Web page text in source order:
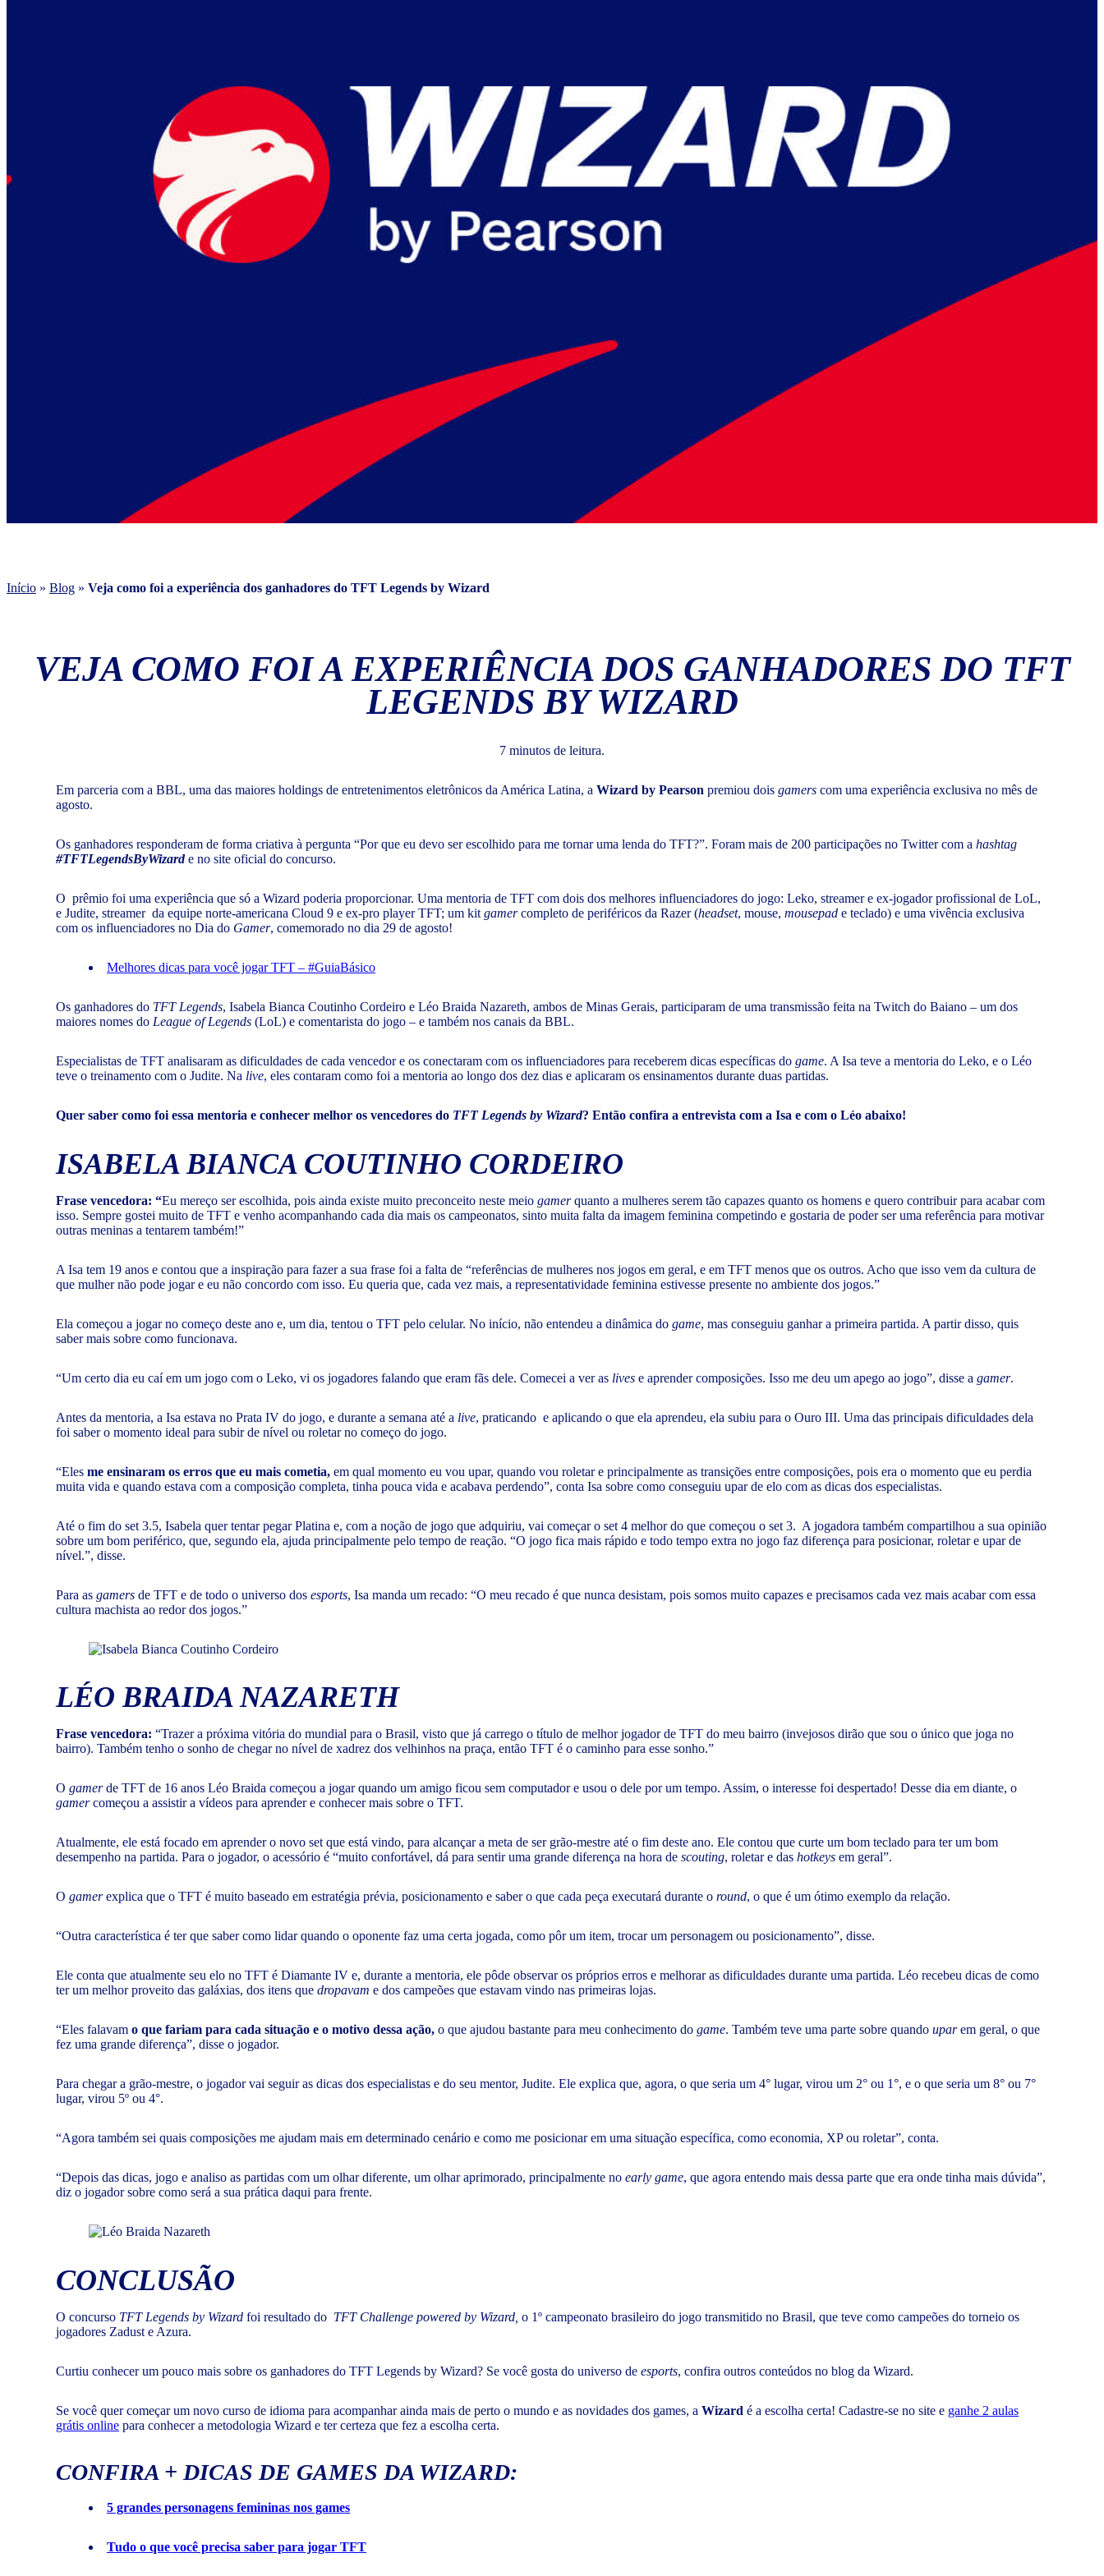
Início » Blog » Veja como foi a experiência dos ganhadores do TFT Legends by Wizard
VEJA COMO FOI A EXPERIÊNCIA DOS GANHADORES DO TFT
LEGENDS BY WIZARD
7 minutos de leitura.
Em parceria com a BBL, uma das maiores holdings de entretenimentos eletrônicos da América Latina, a Wizard by Pearson premiou dois gamers com uma experiência exclusiva no mês de
agosto.
Os ganhadores responderam de forma criativa à pergunta “Por que eu devo ser escolhido para me tornar uma lenda do TFT?”. Foram mais de 200 participações no Twitter com a hashtag
#TFTLegendsByWizarde no site oficial do concurso.
O prêmio foi uma experiência que só a Wizard poderia proporcionar. Uma mentoria de TFT com dois dos melhores influenciadores do jogo: Leko, streamer e ex-jogador profissional de LoL,
e Judite, streamer da equipe norte-americana Cloud 9 e ex-pro player TFT; um kit gamercompleto de periféricos da Razer (headset, mouse, mousepad e teclado) e uma vivência exclusiva
com os influenciadores no Dia do Gamer, comemorado no dia 29 de agosto!
Melhores dicas para você jogar TFT – #GuiaBásico
Os ganhadores do TFT Legends, Isabela Bianca Coutinho Cordeiro e Léo Braida Nazareth, ambos de Minas Gerais, participaram de uma transmissão feita na Twitch do Baiano – um dos
maiores nomes do League of Legends (LoL) e comentarista do jogo – e também nos canais da BBL.
Especialistas de TFT analisaram as dificuldades de cada vencedor e os conectaram com os influenciadores para receberem dicas específicas do game. A Isa teve a mentoria do Leko, e o Léo
teve o treinamento com o Judite. Na live, eles contaram como foi a mentoria ao longo dos dez dias e aplicaram os ensinamentos durante duas partidas.
Quer saber como foi essa mentoria e conhecer melhor os vencedores do TFT Legends by Wizard? Então confira a entrevista com a Isa e com o Léo abaixo!
ISABELA BIANCA COUTINHO CORDEIRO
Frase vencedora: “Eu mereço ser escolhida, pois ainda existe muito preconceito neste meio gamerquanto a mulheres serem tão capazes quanto os homens e quero contribuir para acabar com
isso. Sempre gostei muito de TFT e venho acompanhando cada dia mais os campeonatos, sinto muita falta da imagem feminina competindo e gostaria de poder ser uma referência para motivar
outras meninas a tentarem também!”
A Isa tem 19 anos e contou que a inspiração para fazer a sua frase foi a falta de “referências de mulheres nos jogos em geral, e em TFT menos que os outros. Acho que isso vem da cultura de
que mulher não pode jogar e eu não concordo com isso. Eu queria que, cada vez mais, a representatividade feminina estivesse presente no ambiente dos jogos.”
Ela começou a jogar no começo deste ano e, um dia, tentou o TFT pelo celular. No início, não entendeu a dinâmica do game, mas conseguiu ganhar a primeira partida. A partir disso, quis
saber mais sobre como funcionava.
“Um certo dia eu caí em um jogo com o Leko, vi os jogadores falando que eram fãs dele. Comecei a ver as lives e aprender composições. Isso me deu um apego ao jogo”, disse a gamer.
Antes da mentoria, a Isa estava no Prata IV do jogo, e durante a semana até a live, praticando e aplicando o que ela aprendeu, ela subiu para o Ouro III. Uma das principais dificuldades dela
foi saber o momento ideal para subir de nível ou roletar no começo do jogo.
“Eles me ensinaram os erros que eu mais cometia, em qual momento eu vou upar, quando vou roletar e principalmente as transições entre composições, pois era o momento que eu perdia
muita vida e quando estava com a composição completa, tinha pouca vida e acabava perdendo”, conta Isa sobre como conseguiu upar de elo com as dicas dos especialistas.
Até o fim do set 3.5, Isabela quer tentar pegar Platina e, com a noção de jogo que adquiriu, vai começar o set 4 melhor do que começou o set 3. A jogadora também compartilhou a sua opinião
sobre um bom periférico, que, segundo ela, ajuda principalmente pelo tempo de reação. “O jogo fica mais rápido e todo tempo extra no jogo faz diferença para posicionar, roletar e upar de
nível.”, disse.
Para as gamers de TFT e de todo o universo dos esports, Isa manda um recado: “O meu recado é que nunca desistam, pois somos muito capazes e precisamos cada vez mais acabar com essa
cultura machista ao redor dos jogos.”
LÉO BRAIDA NAZARETH
Frase vencedora: “Trazer a próxima vitória do mundial para o Brasil, visto que já carrego o título de melhor jogador de TFT do meu bairro (invejosos dirão que sou o único que joga no
bairro). Também tenho o sonho de chegar no nível de xadrez dos velhinhos na praça, então TFT é o caminho para esse sonho.”
O gamerde TFT de 16 anos Léo Braida começou a jogar quando um amigo ficou sem computador e usou o dele por um tempo. Assim, o interesse foi despertado! Desse dia em diante, o
gamercomeçou a assistir a vídeos para aprender e conhecer mais sobre o TFT.
Atualmente, ele está focado em aprender o novo set que está vindo, para alcançar a meta de ser grão-mestre até o fim deste ano. Ele contou que curte um bom teclado para ter um bom
desempenho na partida. Para o jogador, o acessório é “muito confortável, dá para sentir uma grande diferença na hora de scouting, roletar e das hotkeys em geral”.
O gamerexplica que o TFT é muito baseado em estratégia prévia, posicionamento e saber o que cada peça executará durante o round, o que é um ótimo exemplo da relação.
“Outra característica é ter que saber como lidar quando o oponente faz uma certa jogada, como pôr um item, trocar um personagem ou posicionamento”, disse.
Ele conta que atualmente seu elo no TFT é Diamante IV e, durante a mentoria, ele pôde observar os próprios erros e melhorar as dificuldades durante uma partida. Léo recebeu dicas de como
ter um melhor proveito das galáxias, dos itens que dropavam e dos campeões que estavam vindo nas primeiras lojas.
“Eles falavam o que fariam para cada situação e o motivo dessa ação, o que ajudou bastante para meu conhecimento do game. Também teve uma parte sobre quando uparem geral, o que
fez uma grande diferença”, disse o jogador.
Para chegar a grão-mestre, o jogador vai seguir as dicas dos especialistas e do seu mentor, Judite. Ele explica que, agora, o que seria um 4° lugar, virou um 2° ou 1°, e o que seria um 8° ou 7°
lugar, virou 5º ou 4°.
“Agora também sei quais composições me ajudam mais em determinado cenário e como me posicionar em uma situação específica, como economia, XP ou roletar”, conta.
“Depois das dicas, jogo e analiso as partidas com um olhar diferente, um olhar aprimorado, principalmente no early game, que agora entendo mais dessa parte que era onde tinha mais dúvida”,
diz o jogador sobre como será a sua prática daqui para frente.
CONCLUSÃO
O concurso TFT Legends by Wizard foi resultado do TFT Challenge powered by Wizard, o 1º campeonato brasileiro do jogo transmitido no Brasil, que teve como campeões do torneio os
jogadores Zadust e Azura.
Curtiu conhecer um pouco mais sobre os ganhadores do TFT Legends by Wizard? Se você gosta do universo de esports, confira outros conteúdos no blog da Wizard.
Se você quer começar um novo curso de idioma para acompanhar ainda mais de perto o mundo e as novidades dos games, a Wizard é a escolha certa! Cadastre-se no site e ganhe 2 aulas
grátis online para conhecer a metodologia Wizard e ter certeza que fez a escolha certa.
CONFIRA + DICAS DE GAMES DA WIZARD:
5 grandes personagens femininas nos games
Tudo o que você precisa saber para jogar TFT